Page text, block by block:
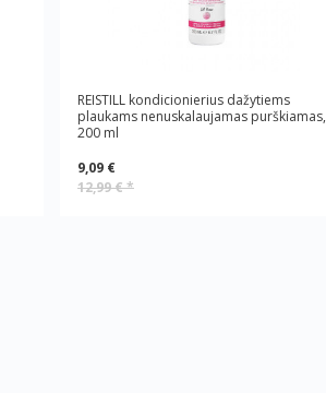
REISTILL kondicionierius dažytiems
plaukams nenuskalaujamas purškiamas,
200 ml
9,09 €
12,99 €*